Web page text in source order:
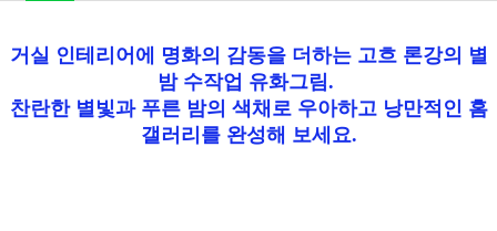
거실 인테리어에 명화의 감동을 더하는 고흐 론강의 별
밤 수작업 유화그림.
찬란한 별빛과 푸른 밤의 색채로 우아하고 낭만적인 홈
갤러리를 완성해 보세요.